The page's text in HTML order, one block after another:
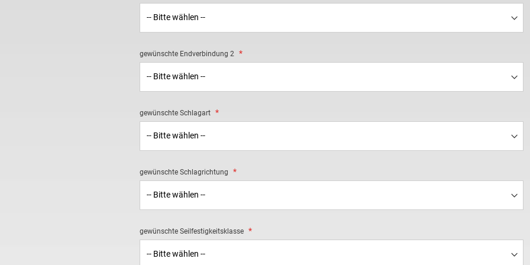
gewünschte Endverbindung 2
gewünschte Schlagart
gewünschte Schlagrichtung
gewünschte Seilfestigkeitsklasse